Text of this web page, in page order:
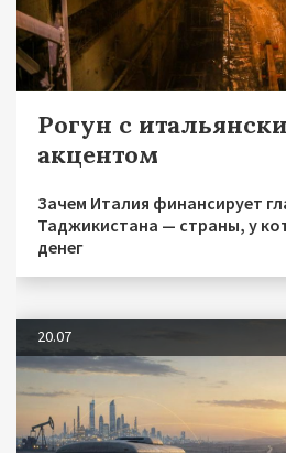
Рогун с
акцентом
Зачем Италия финансирует
Таджикистана — страны, у
денег
20.07